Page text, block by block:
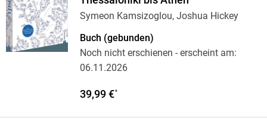
Symeon Kamsizoglou, Joshua Hickey
Buch (gebunden)
Noch nicht erschienen - erscheint am:
06.11.2026
39,99 €*